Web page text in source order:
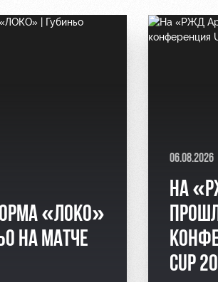
«ЛОКО»
НА МАТЧЕ
06.08.2026
НА
CUP